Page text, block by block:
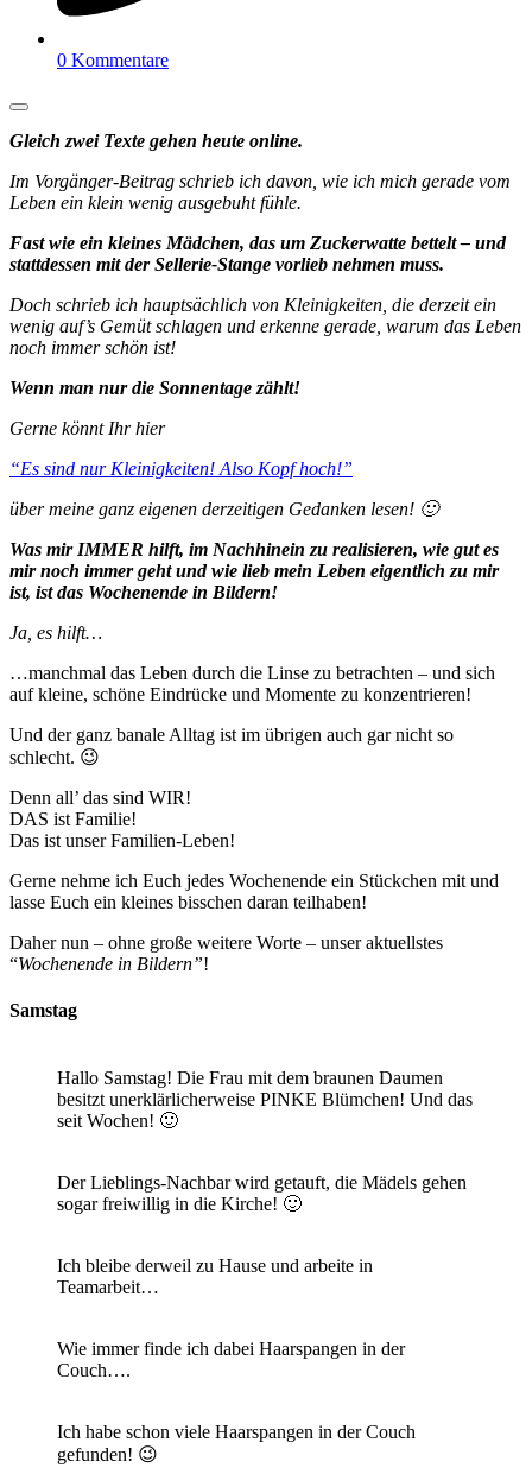
0 Kommentare
Gleich zwei Texte gehen heute online.
Im Vorgänger-Beitrag schrieb ich davon, wie ich mich gerade vom
Leben ein klein wenig ausgebuht fühle.
Fast wie ein kleines Mädchen, das um Zuckerwatte bettelt – und
stattdessen mit der Sellerie-Stange vorlieb nehmen muss.
Doch schrieb ich hauptsächlich von Kleinigkeiten, die derzeit ein
wenig auf’s Gemüt schlagen und erkenne gerade, warum das Leben
noch immer schön ist!
Wenn man nur die Sonnentage zählt!
Gerne könnt Ihr hier
“Es sind nur Kleinigkeiten! Also Kopf hoch!”
über meine ganz eigenen derzeitigen Gedanken lesen! 🙂
Was mir IMMER hilft, im Nachhinein zu realisieren, wie gut es
mir noch immer geht und wie lieb mein Leben eigentlich zu mir
ist, ist das Wochenende in Bildern!
Ja, es hilft…
…manchmal das Leben durch die Linse zu betrachten – und sich
auf kleine, schöne Eindrücke und Momente zu konzentrieren!
Und der ganz banale Alltag ist im übrigen auch gar nicht so
schlecht. 😉
Denn all’ das sind WIR!
DAS ist Familie!
Das ist unser Familien-Leben!
Gerne nehme ich Euch jedes Wochenende ein Stückchen mit und
lasse Euch ein kleines bisschen daran teilhaben!
Daher nun – ohne große weitere Worte – unser aktuellstes
“Wochenende in Bildern”!
Samstag
Hallo Samstag! Die Frau mit dem braunen Daumen
besitzt unerklärlicherweise PINKE Blümchen! Und das
seit Wochen! 🙂
Der Lieblings-Nachbar wird getauft, die Mädels gehen
sogar freiwillig in die Kirche! 🙂
Ich bleibe derweil zu Hause und arbeite in
Teamarbeit…
Wie immer finde ich dabei Haarspangen in der
Couch….
Ich habe schon viele Haarspangen in der Couch
gefunden! 😉